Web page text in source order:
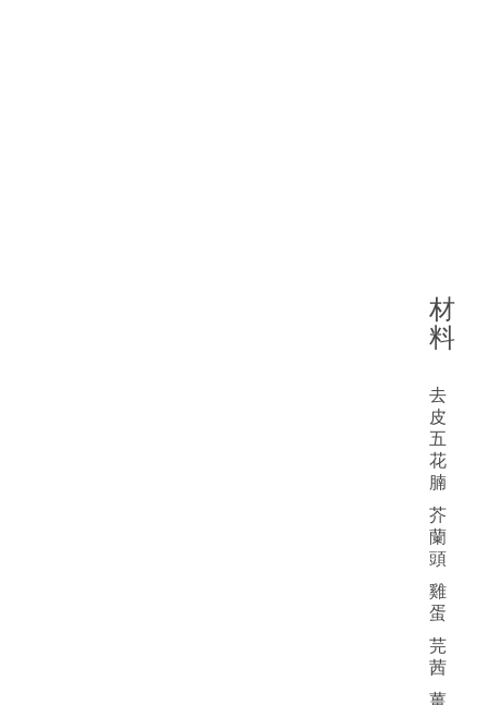
材
料
去
皮
五
花
腩
芥
蘭
頭
雞
蛋
芫
茜
薑